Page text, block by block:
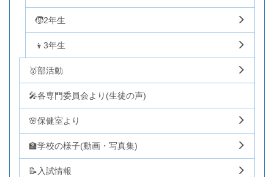
🧒2年生
👦3年生
🥇部活動
🎤各専門委員会より(生徒の声)
🌸保健室より
🏫学校の様子(動画・写真集)
📝入試情報